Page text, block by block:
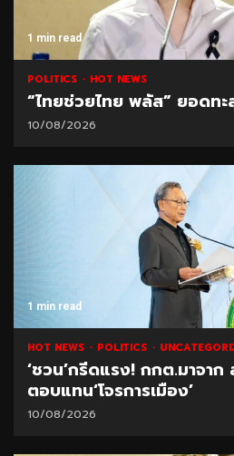
1 min read
POLITICS HOT NEWS
“ไทยช่วยไทย พลัส” ยอดท
10/08/2026
1 min read
HOT NEWS POLITICS
‘ชวน’กรีดแรง! กกต.มาจาก
ตอบแทน‘โจรการเมือง’
10/08/2026